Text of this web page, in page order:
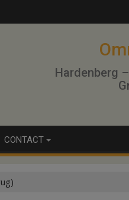
Hardenberg
CONTACT